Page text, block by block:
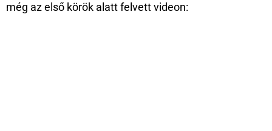
még az első körök alatt felvett videon: